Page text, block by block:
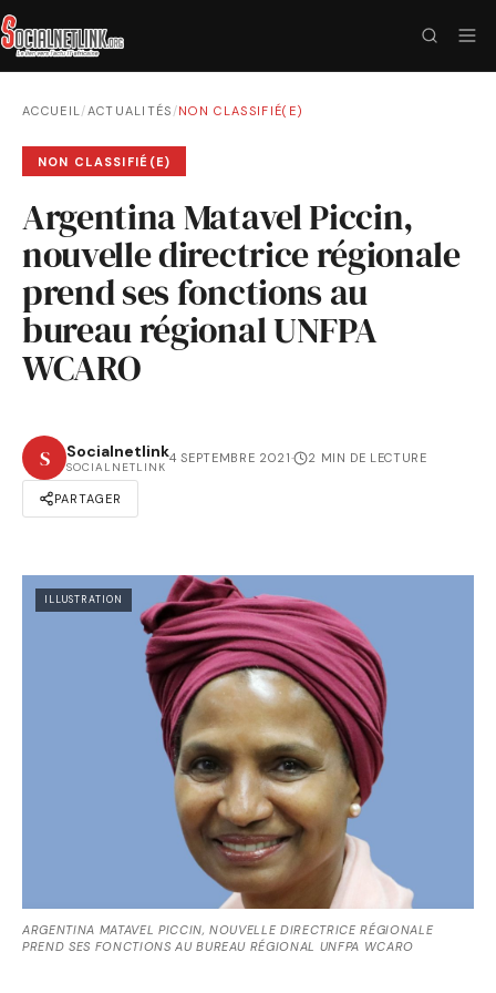
ACCUEIL/ACTUALITÉS /NON CLASSIFIÉ(E)
NON CLASSIFIÉ(E)
Argentina Matavel Piccin,
nouvelle directrice régionale
prend ses fonctions au
bureau régional UNFPA
WCARO
S Socialnetlink
SOCIALNETLINK
4 SEPTEMBRE 2021· 2 MIN DE LECTURE
PARTAGER
ILLUSTRATION
ARGENTINA MATAVEL PICCIN, NOUVELLE DIRECTRICE RÉGIONALE
PREND SES FONCTIONS AU BUREAU RÉGIONAL UNFPA WCARO